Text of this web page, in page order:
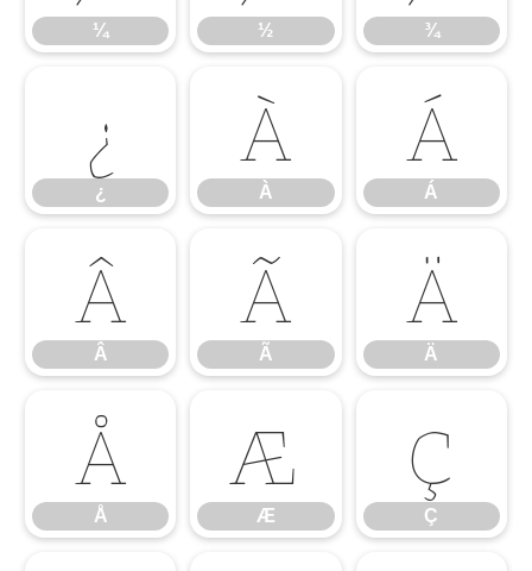
¼ ½ ¾
¿
¿
À
À
Á
Á
Â
Â
Ã
Ã
Ä
Ä
Å
Å
Æ
Æ
Ç
Ç